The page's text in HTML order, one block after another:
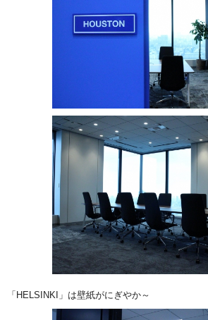
「HELSINKI」は壁紙がにぎやか～